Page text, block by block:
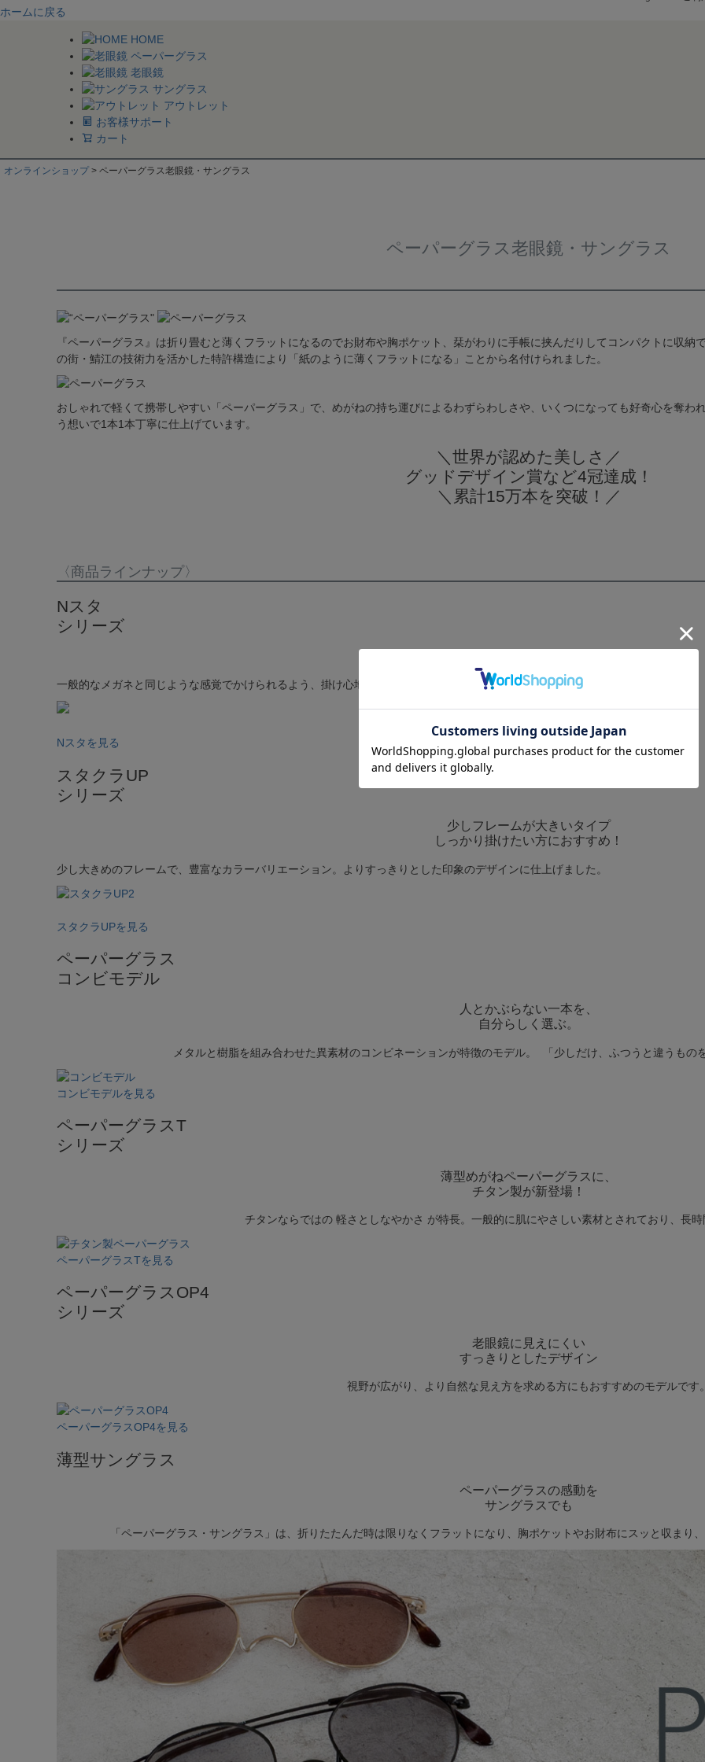
ホームに戻る
HOME
ペーパーグラス
老眼鏡
サングラス
アウトレット
お客様サポート
カート
オンラインショップ ペーパーグラス老眼鏡・サングラス
ペーパーグラス老眼鏡・サングラス
『ペーパーグラス』は折り畳むと薄くフラットになるのでお財布や胸ポケット、栞がわりに手帳に挟んだりしてコンパクトに収
の街・鯖江の技術力を活かした特許構造により「紙のように薄くフラットになる」ことから名付けられました。
おしゃれで軽くて携帯しやすい「ペーパーグラス」で、めがねの持ち運びによるわずらわしさや、いくつになっても好奇心を奪わ
う想いで1本1本丁寧に仕上げています。
＼世界が認めた美しさ／
グッドデザイン賞など4冠達成！
＼累計15万本を突破！／
〈商品ラインナップ〉
Nスタ
シリーズ
一般的なメガネと同じような感覚でかけられるよう、掛け心地とフィット感にこだわって改良されています。
Nスタを見る
スタクラUP
シリーズ
少しフレームが大きいタイプ
しっかり掛けたい方におすすめ！
少し大きめのフレームで、豊富なカラーバリエーション。よりすっきりとした印象のデザインに仕上げました。
スタクラUPを見る
ペーパーグラス
コンビモデル
人とかぶらない一本を、
自分らしく選ぶ。
メタルと樹脂を組み合わせた異素材のコンビネーションが特徴のモデル。 「少しだけ、ふつうと違うもの
コンビモデルを見る
ペーパーグラスT
シリーズ
薄型めがねペーパーグラスに、
チタン製が新登場！
チタンならではの 軽さとしなやかさ が特長。一般的に肌にやさしい素材とされており、長時
ペーパーグラスTを見る
ペーパーグラスOP4
シリーズ
老眼鏡に見えにくい
すっきりとしたデザイン
視野が広がり、より自然な見え方を求める方にもおすすめのモデルです。
ペーパーグラスOP4を見る
薄型サングラス
ペーパーグラスの感動を
サングラスでも
「ペーパーグラス・サングラス」は、折りたたんだ時は限りなくフラットになり、胸ポケットやお財布にスッと収まり